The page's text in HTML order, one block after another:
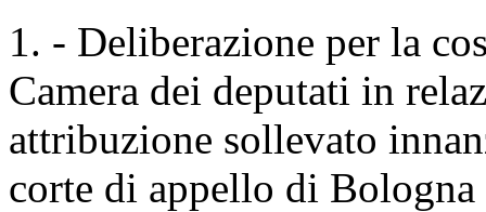
1. - Deliberazione per la
Camera dei deputati in
attribuzione sollevato
corte di appello di